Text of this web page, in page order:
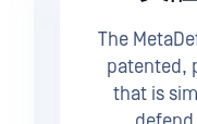
The
patented,
that is